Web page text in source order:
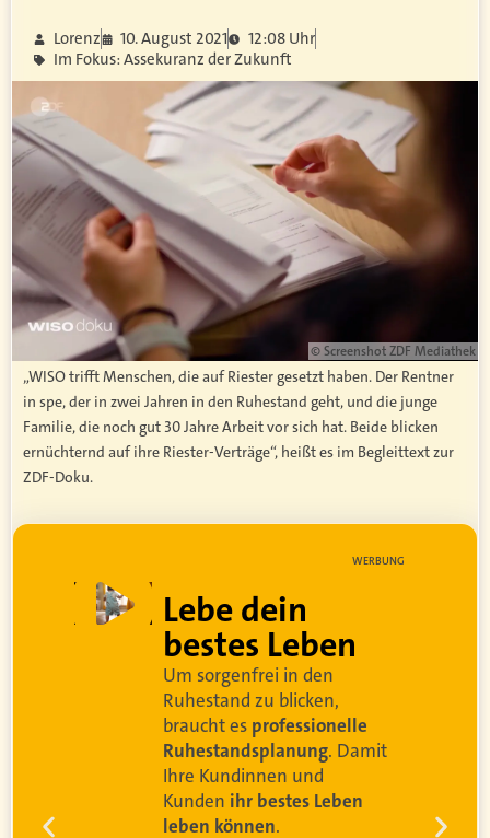
Lorenz 10. August 2021
12:08 Uhr
Im Fokus: Assekuranz der Zukunft
© Screenshot ZDF Mediathek
„WISO trifft Menschen, die auf Riester gesetzt haben. Der Rentner
in spe, der in zwei Jahren in den Ruhestand geht, und die junge
Familie, die noch gut 30 Jahre Arbeit vor sich hat. Beide blicken
ernüchternd auf ihre Riester-Verträge“, heißt es im Begleittext zur
ZDF-Doku.
WERBUNG
Lebe dein
bestes Leben
Um sorgenfrei in den
Ruhestand zu blicken,
braucht es professionelle
Ruhestandsplanung. Damit
Ihre Kundinnen und
Kunden ihr bestes Leben
leben können.